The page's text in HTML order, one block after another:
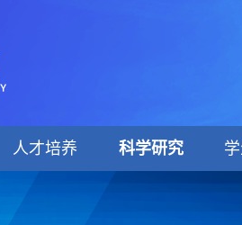
人才培养 科学研究